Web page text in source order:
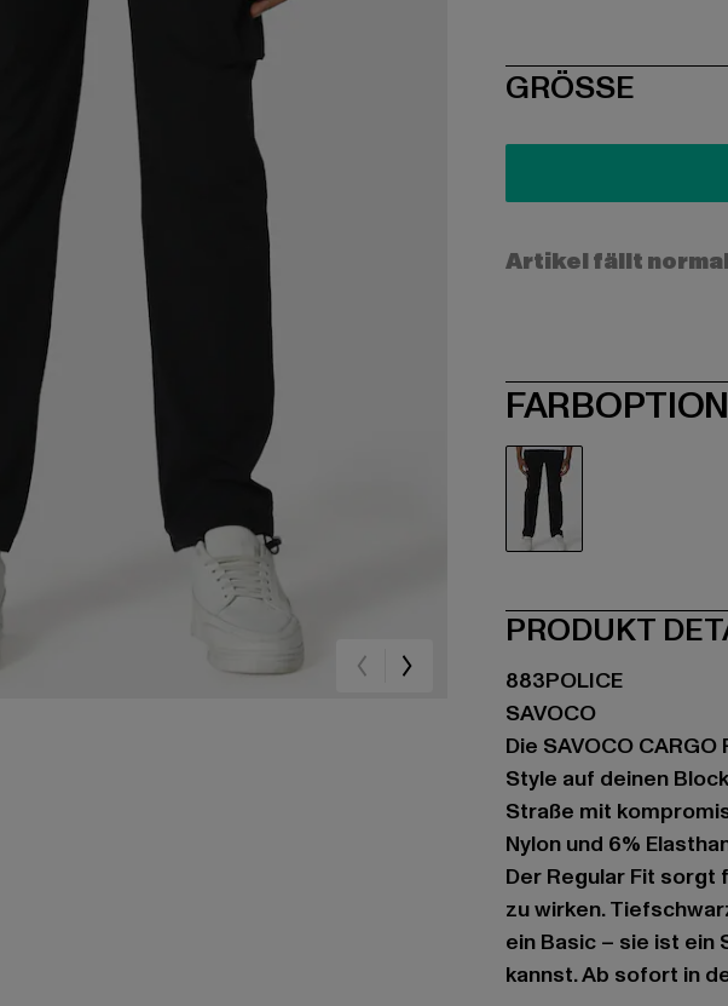
SIZE
GRÖSSE
Artikel fällt
PRODUKT
883POLICE
SAVOCO
Die SAVOCO
Style auf deinen
Straße mit
Nylon und 6%
Der Regular Fit sorgt
zu wirken.
ein Basic – sie ist ein
kannst. Ab sofort in